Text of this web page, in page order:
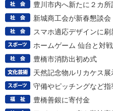
豊川市内へ新たに２カ所
新城商工会が新春懇談会
スマホ適応デザインに刷
ホームゲーム 仙台と対戦
豊橋市消防出初め式
天然記念物ルリカケス展
守備やピッチングなど指
豊橋善銀に寄付金